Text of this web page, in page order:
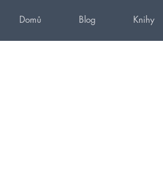
Domů Blog Knihy